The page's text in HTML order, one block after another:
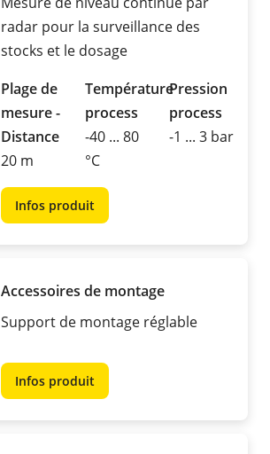
radar pour la surveillance des
stocks et le dosage
Plage de
mesure -
Distance
20 m
Température
process
-40 ... 80
°C
Pression
process
-1 ... 3 bar
Infos produit
Accessoires de montage
Support de montage réglable
Infos produit